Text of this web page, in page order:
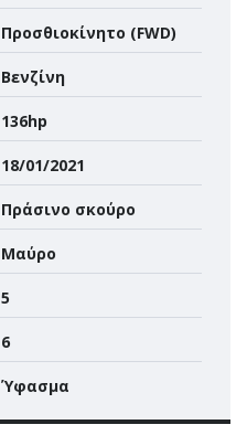
Προσθιοκίνητο (FWD)
Βενζίνη
136hp
18/01/2021
Πράσινο σκούρο
Μαύρο
5
6
Ύφασμα